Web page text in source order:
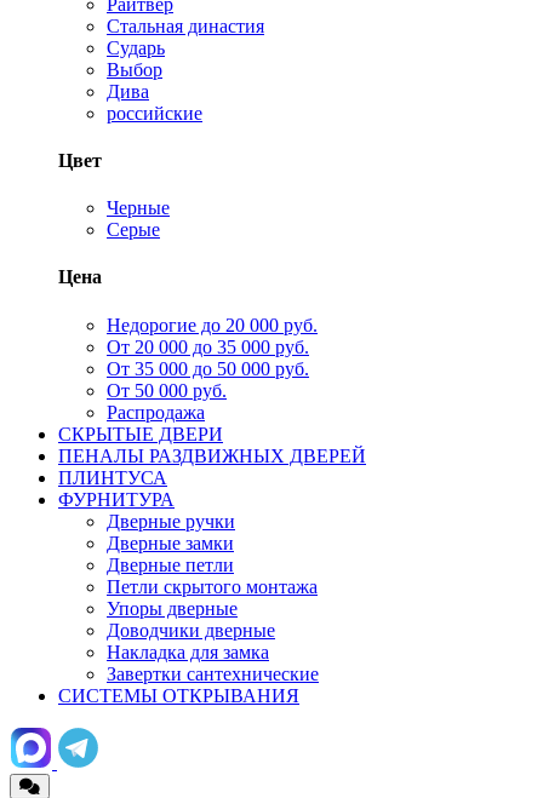
Стальная династия
Сударь
Выбор
Дива
российские
Цвет
Черные
Серые
Цена
Недорогие до 20 000 руб.
От 20 000 до 35 000 руб.
От 35 000 до 50 000 руб.
От 50 000 руб.
Распродажа
СКРЫТЫЕ ДВЕРИ
ПЕНАЛЫ РАЗДВИЖНЫХ ДВЕРЕЙ
ПЛИНТУСА
ФУРНИТУРА
Дверные ручки
Дверные замки
Дверные петли
Петли скрытого монтажа
Упоры дверные
Доводчики дверные
Накладка для замка
Завертки сантехнические
СИСТЕМЫ ОТКРЫВАНИЯ